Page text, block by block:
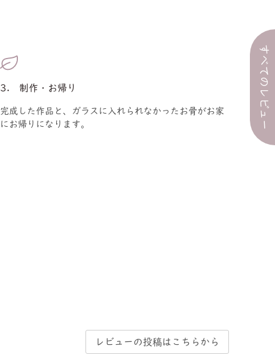
3. 制作・お帰り
完成した作品と、ガラスに入れられなかったお骨がお家
にお帰りになります。
レビューの投稿はこちらから
すべてのレビュー